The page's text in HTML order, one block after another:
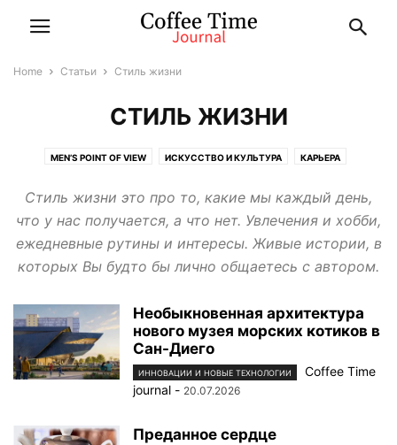
Home Статьи Стиль жизни
СТИЛЬ ЖИЗНИ
MEN’S POINT OF VIEW ИСКУССТВО И КУЛЬТУРА КАРЬЕРА
Стиль жизни это про то, какие мы каждый день,
что у нас получается, а что нет. Увлечения и хобби,
ежедневные рутины и интересы. Живые истории, в
которых Вы будто бы лично общаетесь с автором.
Необыкновенная архитектура
нового музея морских котиков в
Сан-Диего
ИННОВАЦИИ И НОВЫЕ ТЕХНОЛОГИИ
Coffee Time
journal - 20.07.2026
Преданное сердце